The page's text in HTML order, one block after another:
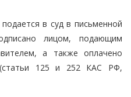
в суд в письменной
лицом, подающим
а также оплачено
(статьи 125 и 252 КАС РФ,